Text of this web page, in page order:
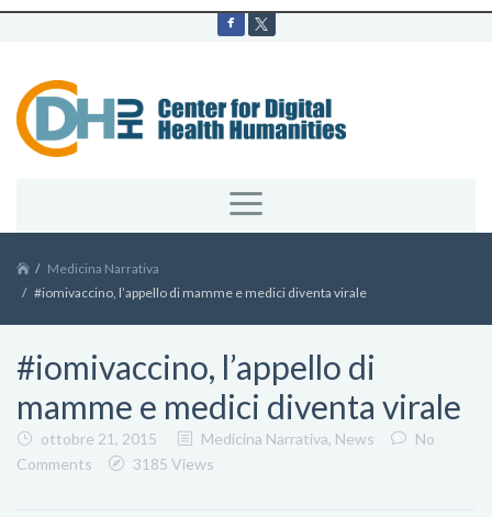
Medicina Narrativa
#iomivaccino, l’appello di mamme e medici diventa virale
#iomivaccino, l’appello di
mamme e medici diventa virale
ottobre 21, 2015 Medicina Narrativa, News
No
Comments
3185 Views